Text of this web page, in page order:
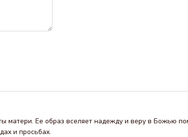
матери. Ее образ вселяет надежду и веру в Божью
и просьбах.